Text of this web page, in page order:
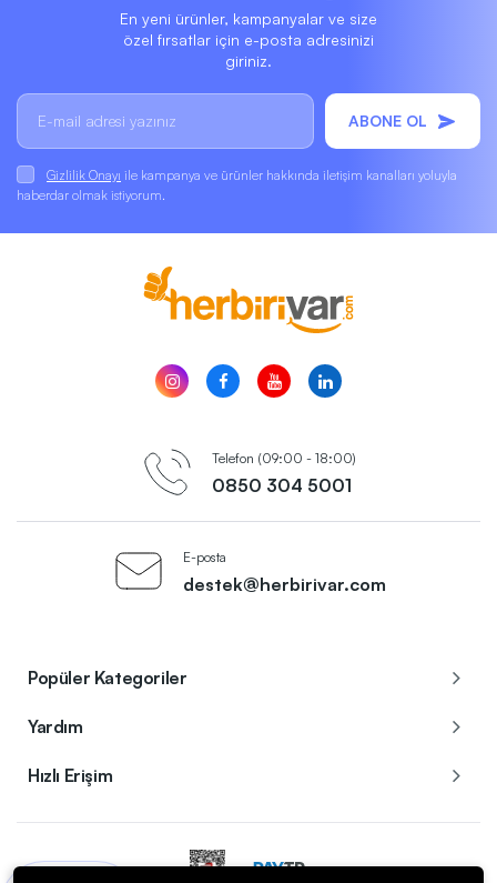
En yeni ürünler, kampanyalar ve size
özel fırsatlar için e-posta adresinizi
giriniz.
ABONE OL
Gizlilik Onayı ile kampanya ve ürünler hakkında iletişim kanalları yoluyla
haberdar olmak istiyorum.
Telefon (09:00 - 18:00)
0850 304 5001
E-posta
destek@herbirivar.com
Popüler Kategoriler
Yardım
Hızlı Erişim